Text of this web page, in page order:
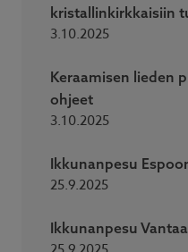
kristallinkirkkaisiin
3.10.2025
Keraamisen lieden
ohjeet
3.10.2025
Ikkunanpesu
25.9.2025
Ikkunanpesu